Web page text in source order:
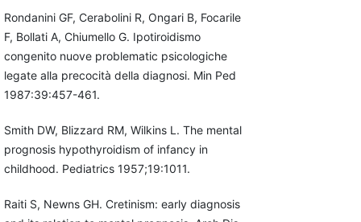
Rondanini GF, Cerabolini R, Ongari B, Focarile
F, Bollati A, Chiumello G. Ipotiroidismo
congenito nuove problematic psicologiche
legate alla precocità della diagnosi. Min Ped
1987:39:457-461.
Smith DW, Blizzard RM, Wilkins L. The mental
prognosis hypothyroidism of infancy in
childhood. Pediatrics 1957;19:1011.
Raiti S, Newns GH. Cretinism: early diagnosis